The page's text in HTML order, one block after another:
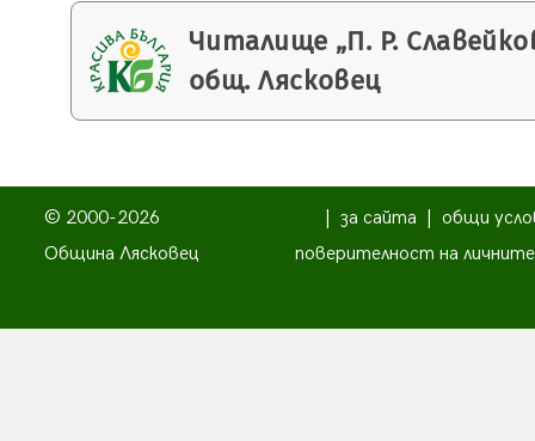
Читалище „П. Р.
общ. Лясковец
© 2000-2026
Община Лясковец
за сайта
общи
поверителност на